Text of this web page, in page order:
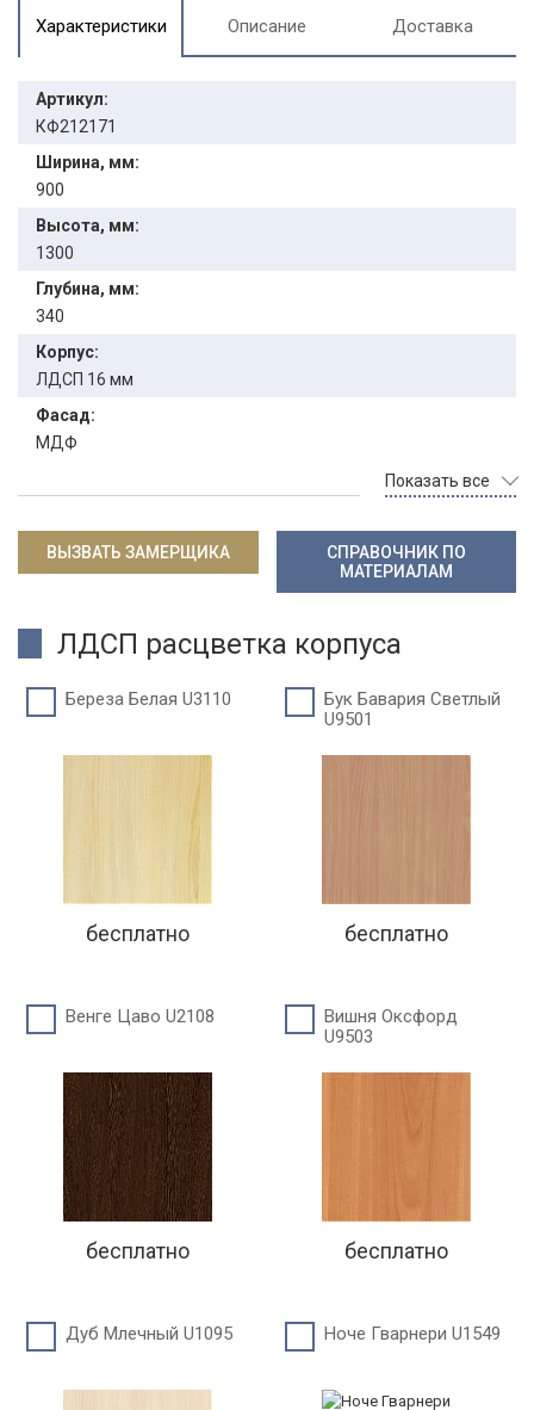
Характеристики Описание Доставка
Артикул:
КФ212171
Ширина, мм:
900
Высота, мм:
1300
Глубина, мм:
340
Корпус:
ЛДСП 16 мм
Фасад:
МДФ
Показать все
ВЫЗВАТЬ ЗАМЕРЩИКА
СПРАВОЧНИК ПО
МАТЕРИАЛАМ
ЛДСП расцветка корпуса
Береза Белая U3110
бесплатно
Бук Бавария Светлый
U9501
бесплатно
Венге Цаво U2108
бесплатно
Вишня Оксфорд
U9503
бесплатно
Дуб Млечный U1095 Ноче Гварнери U1549